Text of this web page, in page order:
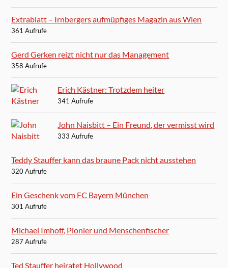
Extrablatt – Irnbergers aufmüpfiges Magazin aus Wien
361 Aufrufe
Gerd Gerken reizt nicht nur das Management
358 Aufrufe
Erich Kästner: Trotzdem heiter
341 Aufrufe
John Naisbitt – Ein Freund, der vermisst wird
333 Aufrufe
Teddy Stauffer kann das braune Pack nicht ausstehen
320 Aufrufe
Ein Geschenk vom FC Bayern München
301 Aufrufe
Michael Imhoff, Pionier und Menschenfischer
287 Aufrufe
Ted Stauffer heiratet Hollywood